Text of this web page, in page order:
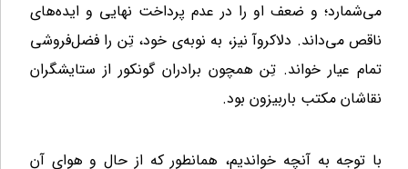
می‌شمارد؛ و ضعف او را در عدم پرداخت نهایی و ایده‌های
ناقص می‌داند. دلاکروآ نیز، به نوبه‌ی خود، تِن را فضل‌فروشی
تمام عیار خواند. تِن همچون برادران گونکور از ستایشگران
نقاشان مکتب باربیزون بود.
با توجه به آنچه خواندیم، همانطور که از حال و هوای آن